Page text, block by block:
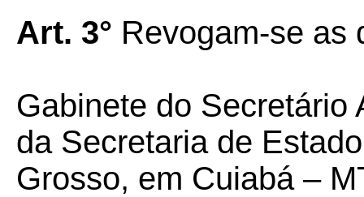
Art. 3° Revogam-se as
Gabinete do Secretário
da Secretaria de
Grosso, em Cuiabá –